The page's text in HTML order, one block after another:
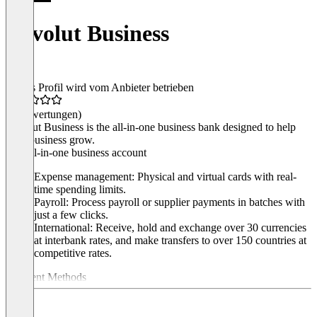
Revolut Business
Dieses Profil wird vom Anbieter betrieben
(0 Bewertungen)
Revolut Business is the all-in-one business bank designed to help
your business grow.
The all-in-one business account
Expense management: Physical and virtual cards with real-
time spending limits.
Payroll: Process payroll or supplier payments in batches with
just a few clicks.
International: Receive, hold and exchange over 30 currencies
at interbank rates, and make transfers to over 150 countries at
competitive rates.
Payment Methods